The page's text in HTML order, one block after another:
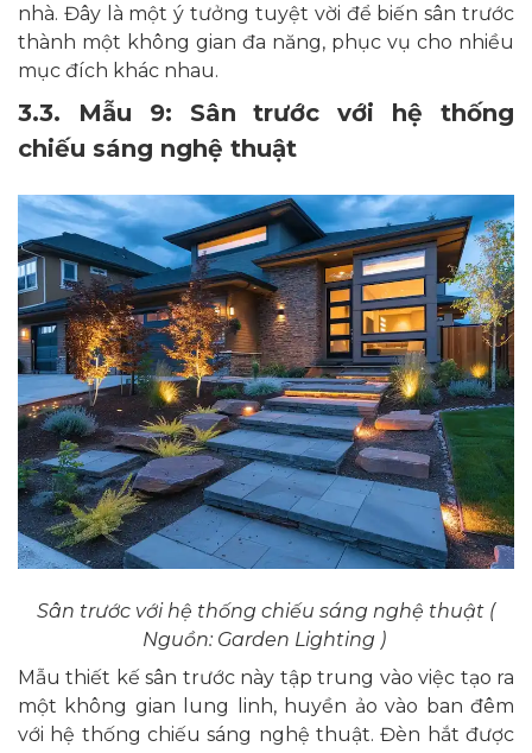
nhà. Đây là một ý tưởng tuyệt vời để biến sân trước
thành một không gian đa năng, phục vụ cho nhiều
mục đích khác nhau.
3.3. Mẫu 9: Sân trước với hệ thống
chiếu sáng nghệ thuật
Sân trước với hệ thống chiếu sáng nghệ thuật (
Nguồn: Garden Lighting )
Mẫu thiết kế sân trước này tập trung vào việc tạo ra
một không gian lung linh, huyền ảo vào ban đêm
với hệ thống chiếu sáng nghệ thuật. Đèn hắt được